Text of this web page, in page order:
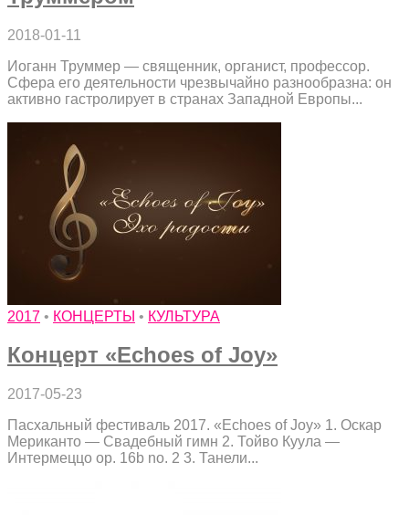
2018-01-11
Иоганн Труммер — священник, органист, профессор.
Сфера его деятельности чрезвычайно разнообразна: он
активно гастролирует в странах Западной Европы...
2017 • КОНЦЕРТЫ • КУЛЬТУРА
Концерт «Echoes of Joy»
2017-05-23
Пасхальный фестиваль 2017. «Echoes of Joy» 1. Оскар
Мериканто — Свадебный гимн 2. Тойво Куула —
Интермеццo op. 16b no. 2 3. Танели...